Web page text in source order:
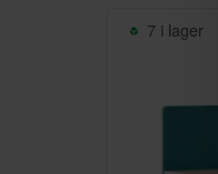
7 i lager